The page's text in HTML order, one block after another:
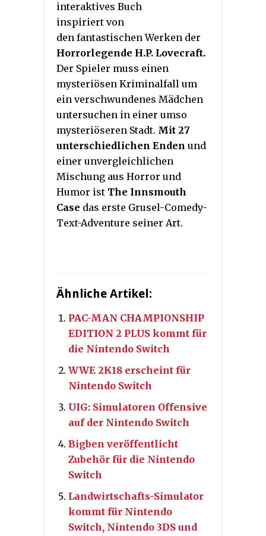
interaktives Buch
inspiriert von
den fantastischen Werken der
Horrorlegende H.P. Lovecraft.
Der Spieler muss einen
mysteriösen Kriminalfall um
ein verschwundenes Mädchen
untersuchen in einer umso
mysteriöseren Stadt. Mit 27
unterschiedlichen Enden und
einer unvergleichlichen
Mischung aus Horror und
Humor ist The Innsmouth
Case das erste Grusel-Comedy-
Text-Adventure seiner Art.
Ähnliche Artikel:
PAC-MAN CHAMPIONSHIP
EDITION 2 PLUS kommt für
die Nintendo Switch
WWE 2K18 erscheint für
Nintendo Switch
UIG: Simulatoren Offensive
auf der Nintendo Switch
Bigben veröffentlicht
Zubehör für die Nintendo
Switch
Landwirtschafts-Simulator
kommt für Nintendo
Switch, Nintendo 3DS und